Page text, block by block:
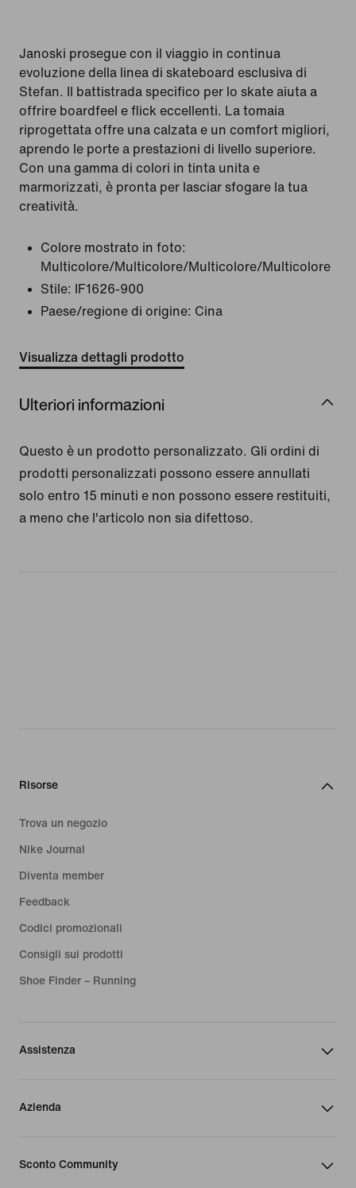
Janoski prosegue con il viaggio in continua
evoluzione della linea di skateboard esclusiva di
Stefan. Il battistrada specifico per lo skate aiuta a
offrire boardfeel e flick eccellenti. La tomaia
riprogettata offre una calzata e un comfort migliori,
aprendo le porte a prestazioni di livello superiore.
Con una gamma di colori in tinta unita e
marmorizzati, è pronta per lasciar sfogare la tua
creatività.
Colore mostrato in foto:
Multicolore/Multicolore/Multicolore/Multicolore
Stile:
IF1626-900
Paese/regione di origine: Cina
Visualizza dettagli prodotto
Ulteriori informazioni
Questo è un prodotto personalizzato. Gli ordini di
prodotti personalizzati possono essere annullati
solo entro 15 minuti e non possono essere restituiti,
a meno che l'articolo non sia difettoso.
Risorse
Trova un negozio
Nike Journal
Diventa member
Feedback
Codici promozionali
Consigli sui prodotti
Shoe Finder – Running
Assistenza
Azienda
Sconto Community